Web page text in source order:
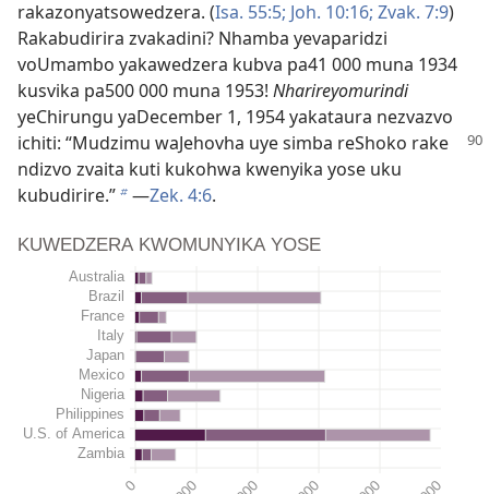
rakazonyatsowedzera. (Isa. 55:5; Joh. 10:16; Zvak. 7:9)
Rakabudirira zvakadini? Nhamba yevaparidzi
voUmambo yakawedzera kubva pa41 000 muna 1934
kusvika pa500 000 muna 1953! Nharireyomurindi
yeChirungu yaDecember 1, 1954 yakataura nezvazvo
ichiti: “Mudzimu waJehovha uye simba reShoko rake
ndizvo zvaita kuti kukohwa kwenyika yose uku
kubudirire.”b—Zek. 4:6.